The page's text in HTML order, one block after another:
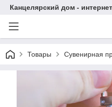
Канцелярский дом -
Товары Сувенирная